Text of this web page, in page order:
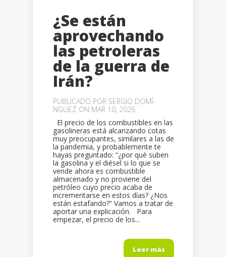
¿Se están
aprovechando
las petroleras
de la guerra de
Irán?
PUBLICADO POR SERGIO DOMÍ­
NGUEZ ON MAR 10, 2026
El precio de los combustibles en las
gasolineras está alcanzando cotas
muy preocupantes, similares a las de
la pandemia, y probablemente te
hayas preguntado: “¿por qué suben
la gasolina y el diésel si lo que se
vende ahora es combustible
almacenado y no proviene del
petróleo cuyo precio acaba de
incrementarse en estos días? ¿Nos
están estafando?” Vamos a tratar de
aportar una explicación. Para
empezar, el precio de los...
Leer más